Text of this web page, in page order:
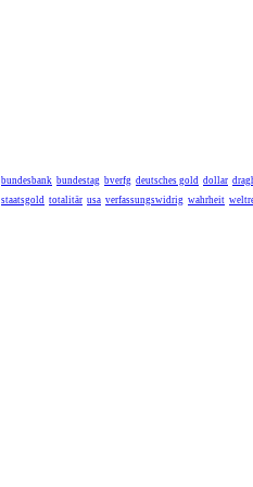
bundesbank bundestag bverfg deutsches gold dollar
staatsgold totalitär usa verfassungswidrig wahrheit